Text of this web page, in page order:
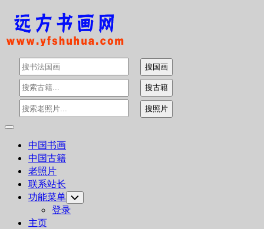
Skip
content
Expand
中国书画
中国古籍
老照片
联系站长
功能菜单 Toggle
Child
Menu
登录
主页